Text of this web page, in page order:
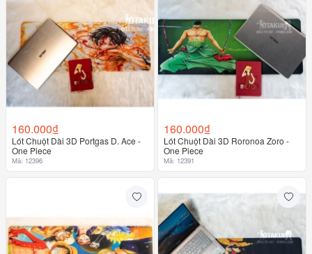
160.000₫
Lót Chuột Dài 3D Portgas D. Ace -
One Piece
Mã: 12396
160.000₫
Lót Chuột Dài 3D Roronoa Zoro -
One Piece
Mã: 12391